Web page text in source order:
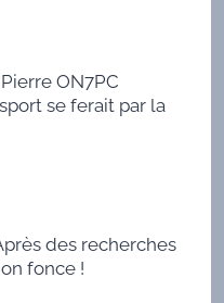
ON7PC
se ferait par la
des recherches
fonce !